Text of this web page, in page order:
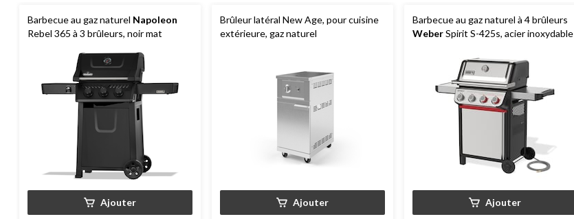
Barbecue au gaz naturel Napoleon
Rebel 365 à 3 brûleurs, noir mat
Ajouter
Brûleur latéral New Age, pour cuisine
extérieure, gaz naturel
Ajouter
Barbecue au gaz naturel à 4 brûleurs
WeberSpirit S-425s, acier inoxydable
Ajouter